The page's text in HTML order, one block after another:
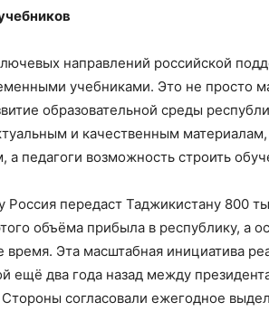
направлений российской
учебниками. Это не просто
образовательной среды
и качественным
а педагоги возможность строить
Россия передаст Таджикистану 800
объёма прибыла в республику, а
Эта масштабная инициатива
ещё два года назад между
согласовали ежегодное